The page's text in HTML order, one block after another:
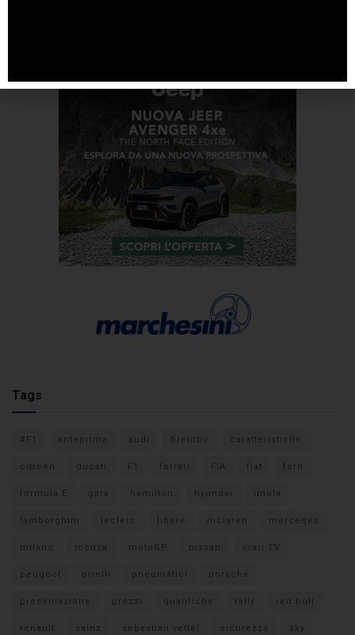
Tags
#F1 anteprima audi brembo caratteristiche
citroen ducati F1 ferrari FIA fiat ford
formula E gara hamilton hyundai imola
lamborghini leclerc libere mclaren mercedes
milano monza motoGP nissan orari TV
peugeot pirelli pneumatici porsche
presentazione prezzi qualifiche rally red bull
renault sainz sebastian vettel sicurezza sky